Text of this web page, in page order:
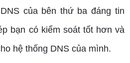
của bên thứ ba đáng tin
bạn có kiểm soát tốt hơn và
hệ thống DNS của mình.